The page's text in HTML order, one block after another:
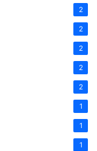
2
2
2
2
2
1
1
1